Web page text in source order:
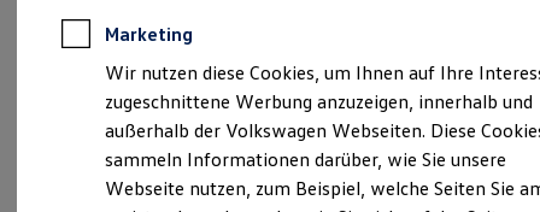
Sommer-Special
Reparatur, Pflege & Inspektion
Servicetermin anfragen
Service-Vorteile bei Volkswagen Nutzfahrzeuge
Economy Service
Räder & Reifen Service
Ersatzfahrzeuge
Notdienst und Pannenhilfe
info.wurzen@geiseltalgruppe.de
+49 3425 90890
Ansprechpartner
Marketing
Wir nutzen diese Cookies, um Ihnen auf Ihre
zugeschnittene Werbung anzuzeigen, innerhalb und
außerhalb der Volkswagen Webseiten. Diese
sammeln Informationen darüber, wie Sie unsere
Webseite nutzen, zum Beispiel, welche Seiten Sie